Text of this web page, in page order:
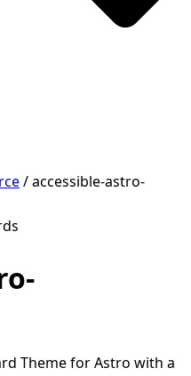
/accessible-astro-
Theme for Astro with a